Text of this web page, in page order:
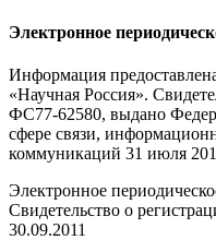
Электронное
Информация
«Научная Россия».
ФС77-62580, выдано
сфере связи,
коммуникаций 31 июля
Электронное
Свидетельство о
30.09.2011